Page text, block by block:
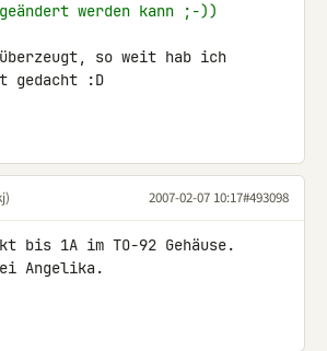
geändert werden kann ;-))
so weit hab ich
gedacht :D
2007-02-07 10:17#493098
bis 1A im TO-92 Gehäuse.
Angelika.